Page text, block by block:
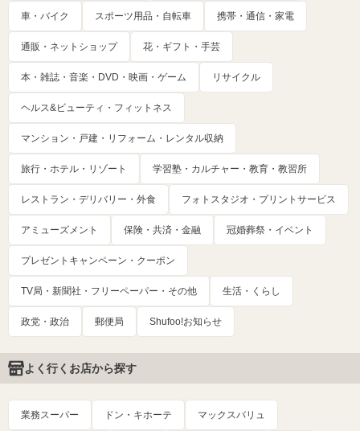
車・バイク スポーツ用品・自転車 携帯・通信・家電
通販・ネットショップ 花・ギフト・手芸
本・雑誌・音楽・DVD・映画・ゲーム リサイクル
ヘルス&ビューティ・フィットネス
マンション・戸建・リフォーム・レンタル収納
旅行・ホテル・リゾート 学習塾・カルチャー・教育・教習所
レストラン・デリバリー・外食 フォトスタジオ・プリントサービス
アミューズメント 保険・共済・金融 冠婚葬祭・イベント
プレゼントキャンペーン・クーポン
TV局・新聞社・フリーペーパー・その他 生活・くらし
政党・政治 郵便局 Shufoo!お知らせ
よく行くお店から探す
業務スーパー ドン・キホーテ マックスバリュ